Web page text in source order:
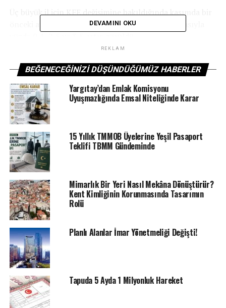
Üç büyük il için KFE değişimine bakıldığında kasımda bir
önceki aya göre İstanbul, Ankara ve İzmir’de sırasıyla
İstanbul’da yüzde 61,8, Ankara’da yüzde 92,3, İzmir’de
yüzde 75,6 yükseldi.
ETIKETLER
SONRAKI
Gayrimenkul Yatırım Fonları konut üretimine giriyor
ÖNCEKI
Emlakjet: Ocak ayında kiralar arttı
DEVAMINI OKU
REKLAM
BEĞENECEĞINIZI DÜŞÜNDÜĞÜMÜZ HABERLER
Yargıtay’dan Emlak Komisyonu
Uyuşmazlığında Emsal Niteliğinde Karar
15 Yıllık TMMOB Üyelerine Yeşil Pasaport
Teklifi TBMM Gündeminde
Mimarlık Bir Yeri Nasıl Mekâna Dönüştürür?
Kent Kimliğinin Korunmasında Tasarımın
Rolü
Planlı Alanlar İmar Yönetmeliği Değişti!
Tapuda 5 Ayda 1 Milyonluk Hareket